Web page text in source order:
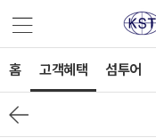
홈 고객혜택 섬투어